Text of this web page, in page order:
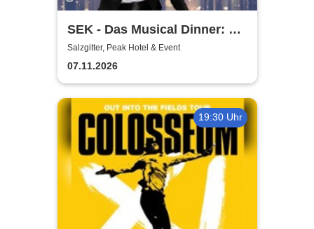
SEK - Das Musical Dinner: A
Broadway Night
Salzgitter, Peak Hotel & Event
07.11.2026
19:30 Uhr